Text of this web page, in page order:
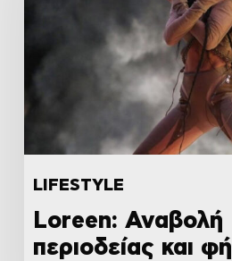
LIFESTYLE
Loreen: Αναβολή
περιοδείας και